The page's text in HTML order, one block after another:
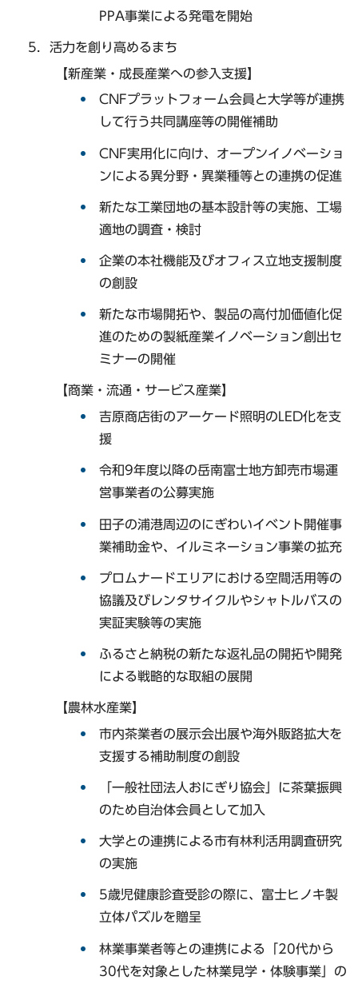
PPA事業による発電を開始
活力を創り高めるまち
【新産業・成長産業への参入支援】
CNFプラットフォーム会員と大学等が連携
して行う共同講座等の開催補助
CNF実用化に向け、オープンイノベーショ
ンによる異分野・異業種等との連携の促進
新たな工業団地の基本設計等の実施、工場
適地の調査・検討
企業の本社機能及びオフィス立地支援制度
の創設
新たな市場開拓や、製品の高付加価値化促
進のための製紙産業イノベーション創出セ
ミナーの開催
【商業・流通・サービス産業】
吉原商店街のアーケード照明のLED化を支
援
令和9年度以降の岳南富士地方卸売市場運
営事業者の公募実施
田子の浦港周辺のにぎわいイベント開催事
業補助金や、イルミネーション事業の拡充
プロムナードエリアにおける空間活用等の
協議及びレンタサイクルやシャトルバスの
実証実験等の実施
ふるさと納税の新たな返礼品の開拓や開発
による戦略的な取組の展開
【農林水産業】
市内茶業者の展示会出展や海外販路拡大を
支援する補助制度の創設
「一般社団法人おにぎり協会」に茶葉振興
のため自治体会員として加入
大学との連携による市有林利活用調査研究
の実施
5歳児健康診査受診の際に、富士ヒノキ製
立体パズルを贈呈
林業事業者等との連携による「20代から
30代を対象とした林業見学・体験事業」の